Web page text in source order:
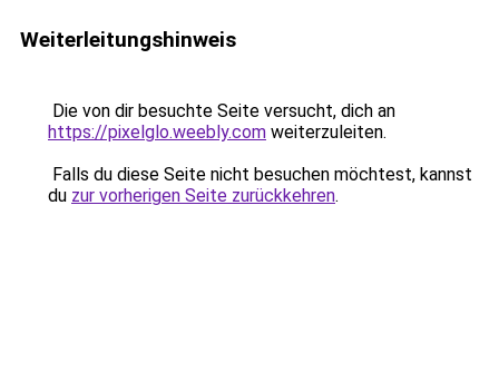
Weiterleitungshinweis
Die von dir besuchte Seite versucht, dich an
https://pixelglo.weebly.com weiterzuleiten.
Falls du diese Seite nicht besuchen möchtest, kannst
du zur vorherigen Seite zurückkehren.